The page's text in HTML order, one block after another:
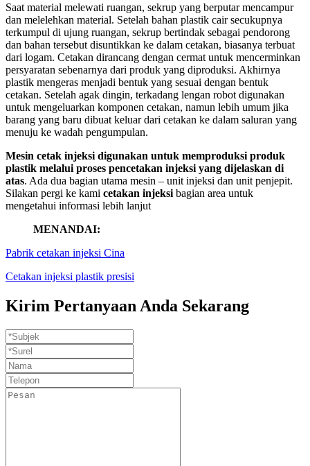
Saat material melewati ruangan, sekrup yang berputar mencampur
dan melelehkan material. Setelah bahan plastik cair secukupnya
terkumpul di ujung ruangan, sekrup bertindak sebagai pendorong
dan bahan tersebut disuntikkan ke dalam cetakan, biasanya terbuat
dari logam. Cetakan dirancang dengan cermat untuk mencerminkan
persyaratan sebenarnya dari produk yang diproduksi. Akhirnya
plastik mengeras menjadi bentuk yang sesuai dengan bentuk
cetakan. Setelah agak dingin, terkadang lengan robot digunakan
untuk mengeluarkan komponen cetakan, namun lebih umum jika
barang yang baru dibuat keluar dari cetakan ke dalam saluran yang
menuju ke wadah pengumpulan.
Mesin cetak injeksi digunakan untuk memproduksi produk
plastik melalui proses pencetakan injeksi yang dijelaskan di
atas. Ada dua bagian utama mesin – unit injeksi dan unit penjepit.
Silakan pergi ke kami cetakan injeksi bagian area untuk
mengetahui informasi lebih lanjut
MENANDAI:
Pabrik cetakan injeksi Cina
Cetakan injeksi plastik presisi
Kirim Pertanyaan Anda Sekarang